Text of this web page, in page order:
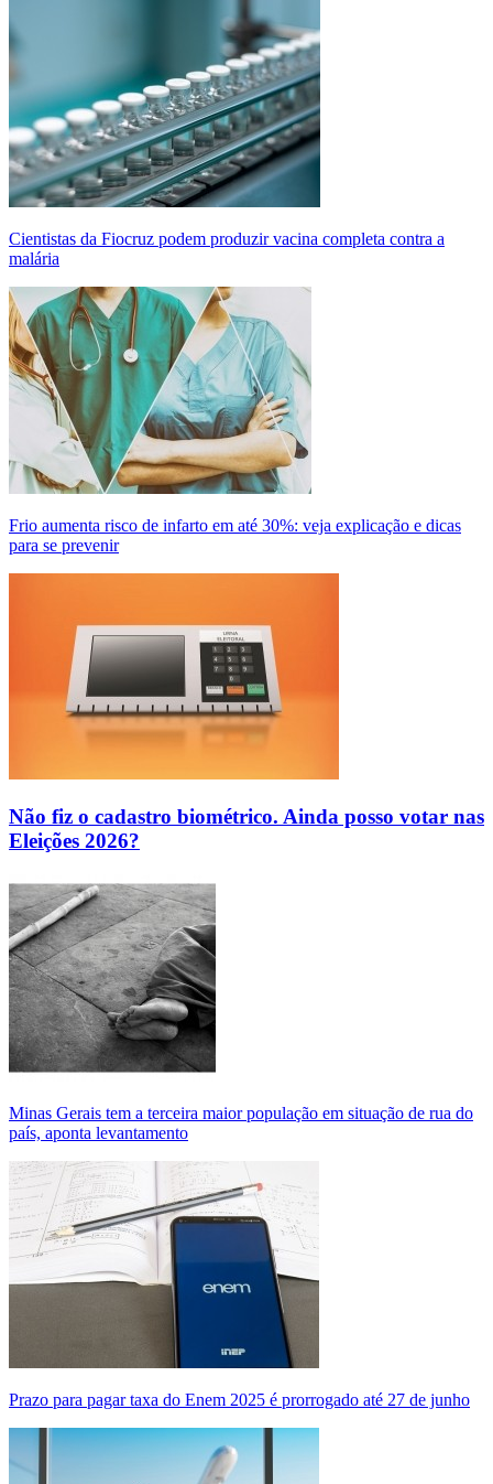
Cientistas da Fiocruz podem produzir vacina completa contra a
malária
Frio aumenta risco de infarto em até 30%: veja explicação e dicas
para se prevenir
Não fiz o cadastro biométrico. Ainda posso votar nas
Eleições 2026?
Minas Gerais tem a terceira maior população em situação de rua do
país, aponta levantamento
Prazo para pagar taxa do Enem 2025 é prorrogado até 27 de junho